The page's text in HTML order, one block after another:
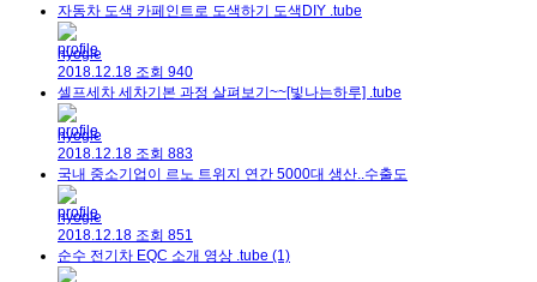
자동차 도색 카페인트로 도색하기 도색DIY .tube
hyogle
2018.12.18 조회 940
셀프세차 세차기본 과정 살펴보기~~[빛나는하루] .tube
hyogle
2018.12.18 조회 883
국내 중소기업이 르노 트위지 연간 5000대 생산..수출도
hyogle
2018.12.18 조회 851
순수 전기차 EQC 소개 영상 .tube (1)